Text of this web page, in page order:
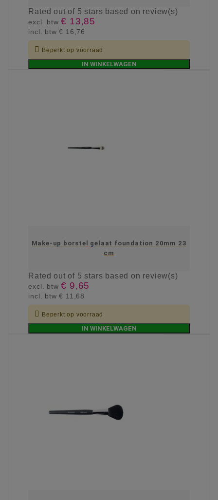
Ratedout of 5 stars based on review(s)
excl. btw€ 13,85
incl. btw€ 16,76
 Beperkt op voorraad
IN WINKELWAGEN
Make-up borstel gelaat foundation 20mm 23
cm
Ratedout of 5 stars based on review(s)
excl. btw€ 9,65
incl. btw€ 11,68
 Beperkt op voorraad
IN WINKELWAGEN